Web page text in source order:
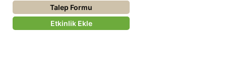
Talep Formu
Etkinlik Ekle